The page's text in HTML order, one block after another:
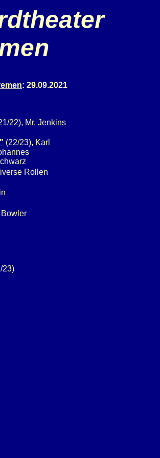
: 29.09.2021
22), Mr. Jenkins
(22/23), Karl
Rollen
Bowler
23)